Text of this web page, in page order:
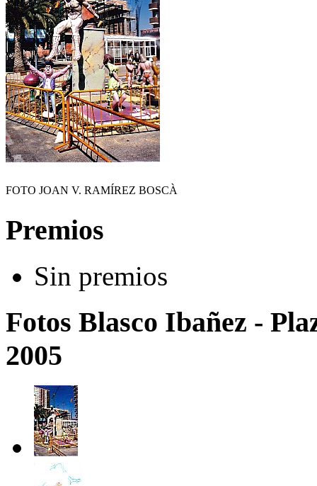
FOTO JOAN V. RAMÍREZ BOSCÀ
Premios
Sin premios
Fotos Blasco Ibañez -
2005